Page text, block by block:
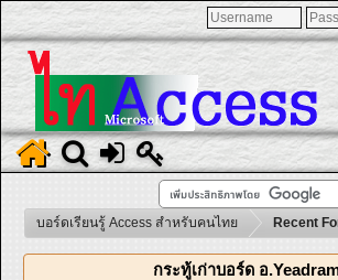
บอร์ดเรียนรู้ Access สำหรับคนไทย Recent
กระทู้เก่าบอร์ด อ